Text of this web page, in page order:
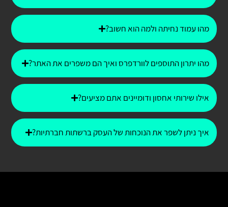
מהו עמוד נחיתה ולמה הוא חשוב?
מהו יתרון התוספים לוורדפרס ואיך הם משפרים את האתר?
אילו שירותי אחסון ודומיינים אתם מציעים?
איך ניתן לשפר את הנוכחות של העסק ברשתות חברתיות?